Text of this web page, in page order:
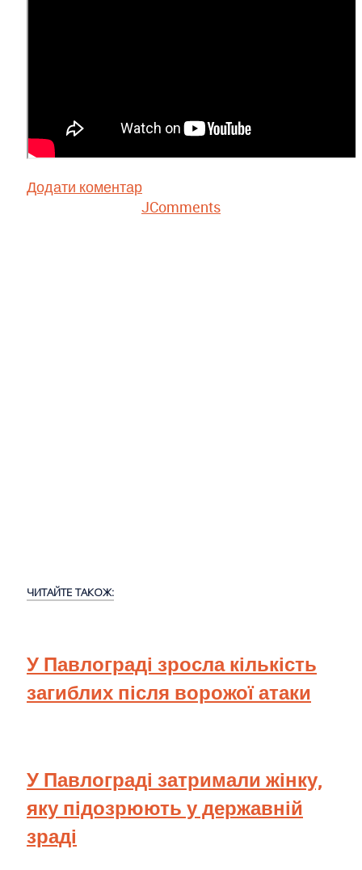
Додати коментар
JComments
ЧИТАЙТЕ ТАКОЖ:
У Павлограді зросла кількість
загиблих після ворожої атаки
У Павлограді затримали жінку,
яку підозрюють у державній
зраді